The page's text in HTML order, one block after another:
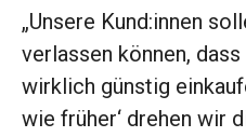
„Unsere Kund:innen
verlassen können,
wirklich günstig
wie früher‘ drehen wir